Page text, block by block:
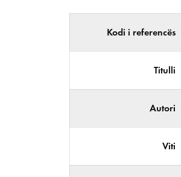
Kodi i referencës
Titulli
Autori
Viti